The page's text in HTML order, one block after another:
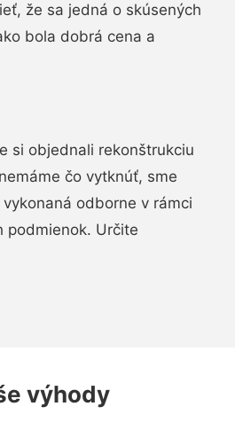
že sa jedná o skúsených
bola dobrá cena a
si objednali rekonštrukciu
čo vytknúť, sme
odborne v rámci
podmienok. Určite
výhody